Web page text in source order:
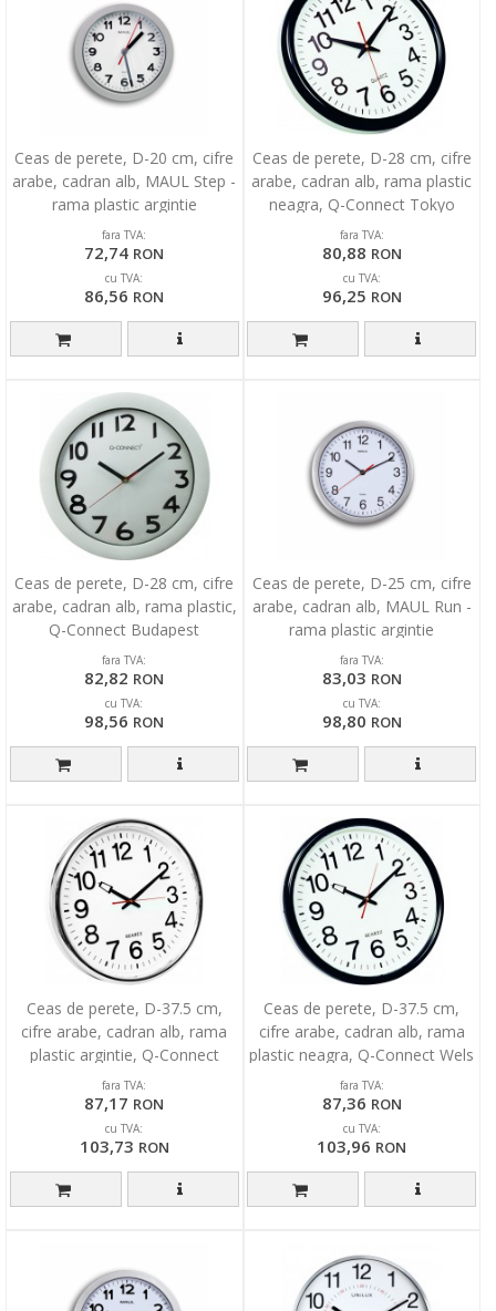
Ceas de perete, D-20 cm, cifre
arabe, cadran alb, MAUL Step -
rama plastic argintie
fara TVA:
72,74 RON
cu TVA:
86,56 RON
Ceas de perete, D-28 cm, cifre
arabe, cadran alb, rama plastic
neagra, Q-Connect Tokyo
fara TVA:
80,88 RON
cu TVA:
96,25 RON
Ceas de perete, D-28 cm, cifre
arabe, cadran alb, rama plastic,
Q-Connect Budapest
fara TVA:
82,82 RON
cu TVA:
98,56 RON
Ceas de perete, D-25 cm, cifre
arabe, cadran alb, MAUL Run -
rama plastic argintie
fara TVA:
83,03 RON
cu TVA:
98,80 RON
Ceas de perete, D-37.5 cm,
cifre arabe, cadran alb, rama
plastic argintie, Q-Connect
Warsaw
fara TVA:
87,17 RON
cu TVA:
103,73 RON
Ceas de perete, D-37.5 cm,
cifre arabe, cadran alb, rama
plastic neagra, Q-Connect Wels
fara TVA:
87,36 RON
cu TVA:
103,96 RON